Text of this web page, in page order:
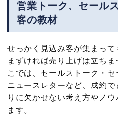
営業トーク、セール
客の教材
せっかく見込み客が集まって
まずければ売り上げは立ちま
こでは、セールストーク・セ
ニュースレターなど、成約で
りに欠かせない考え方やノウ
ます。